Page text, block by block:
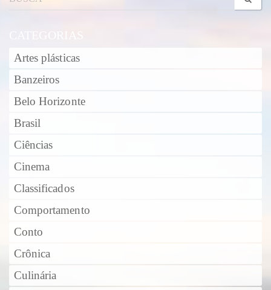
Artes plásticas
Banzeiros
Belo Horizonte
Brasil
Ciências
Cinema
Classificados
Comportamento
Conto
Crônica
Culinária